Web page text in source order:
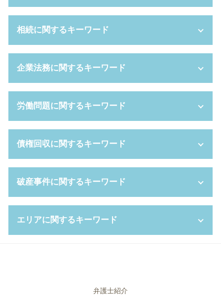
離婚 調停 親権
離婚 慰謝料
養育費 調停
養育費 相場
養育費 減額
離婚 協議書 書き方
夫婦 別居
モラハラ 離婚 慰謝料
離婚 親権 父親
財産分与 割合
親権 監護権
再婚 養育費 打ち切り
相続に関するキーワード
成年後見制度 デメリット
遺贈 とは
任意後見 制度
自筆証書遺言 無効
相続放棄 期間
代理権 とは
代襲相続 遺留分
相続財産 管理人
相続人 範囲
相続 借金
企業法務に関するキーワード
セクハラ 訴えるには
株式交換 株式移転
吸収合併 手続き
セクハラ 問題
顧問 契約書
企業 法務部
不利益変更 就業規則
事業譲渡 契約
労働問題に関するキーワード
雇い止め とは
不当解雇 弁護士
労働審判 解決金 相場
残業代 請求
就業 規則 違反
労働 訴訟
債権回収に関するキーワード
民事再生 デメリット
民事再生 条件
強制執行 費用
少額訴訟 デメリット
破産事件に関するキーワード
自己破産 携帯契約
破産管財人 とは
エリアに関するキーワード
債権回収 豊中市 相談弁護士紹介